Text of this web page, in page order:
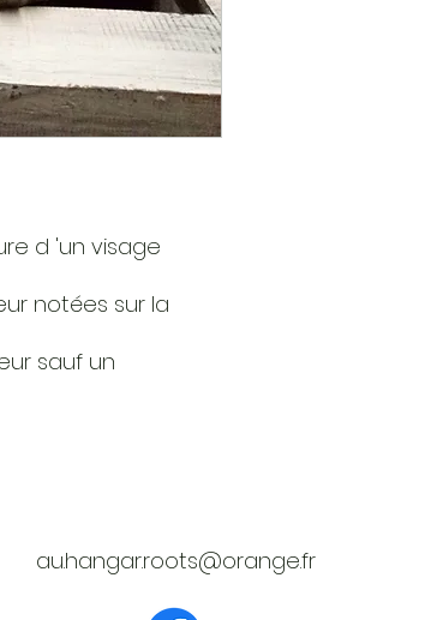
d 'un visage
notées sur la
sauf un
au.hangar.roots@orange.fr